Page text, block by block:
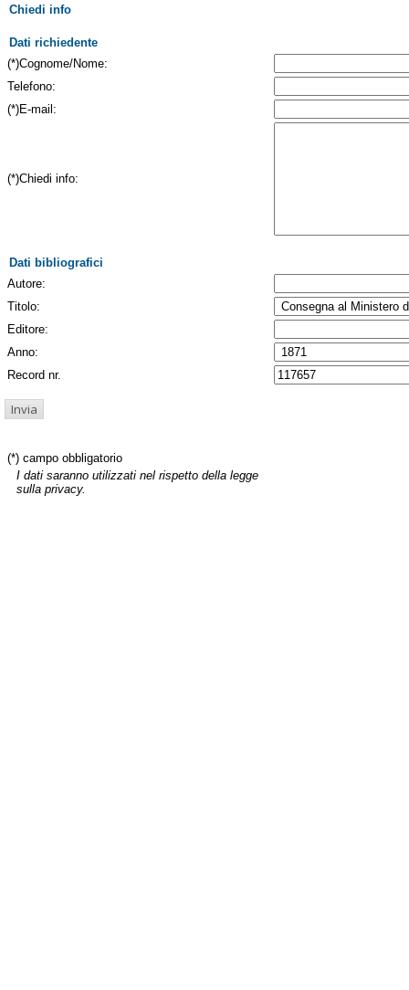
Chiedi info
Dati richiedente
(*)Cognome/Nome:
Telefono:
(*)E-mail:
(*)Chiedi info:
Dati bibliografici
Autore:
Titolo:
Editore:
Anno:
Record nr.
(*) campo obbligatorio
I dati saranno utilizzati nel rispetto della legge
sulla privacy.